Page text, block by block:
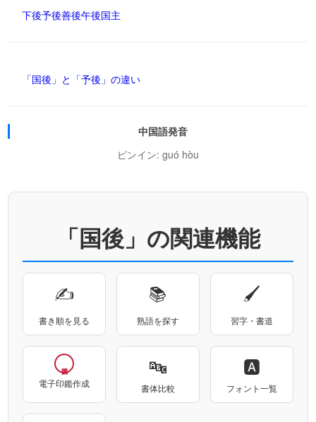
下後予後善後午後国主
「国後」と「予後」の違い
中国語発音
ピンイン: guó hòu
「国後」の関連機能
✍
書き順を見る
📚
熟語を探す
🖌
習字・書道
電子印鑑作成
🔤
書体比較
🅰
フォント一覧